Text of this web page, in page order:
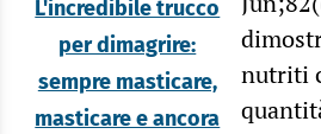
L'incredibile trucco
per dimagrire:
sempre masticare,
masticare e ancora
nutriti